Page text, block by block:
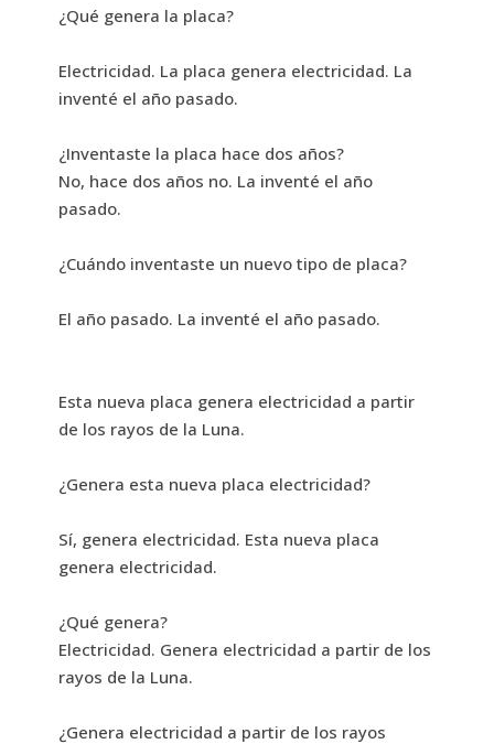
¿Qué genera la placa?
Electricidad. La placa genera electricidad. La
inventé el año pasado.
¿Inventaste la placa hace dos años?
No, hace dos años no. La inventé el año
pasado.
¿Cuándo inventaste un nuevo tipo de placa?
El año pasado. La inventé el año pasado.
Esta nueva placa genera electricidad a partir
de los rayos de la Luna.
¿Genera esta nueva placa electricidad?
Sí, genera electricidad. Esta nueva placa
genera electricidad.
¿Qué genera?
Electricidad. Genera electricidad a partir de los
rayos de la Luna.
¿Genera electricidad a partir de los rayos